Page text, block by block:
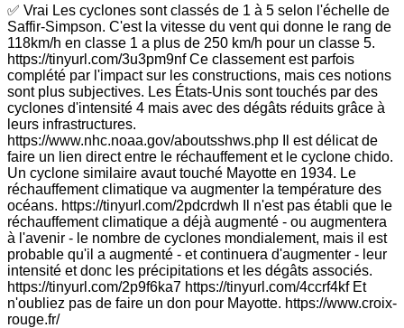
✅ Vrai Les cyclones sont classés de 1 à 5 selon l'échelle de
Saffir-Simpson. C'est la vitesse du vent qui donne le rang de
118km/h en classe 1 a plus de 250 km/h pour un classe 5.
https://tinyurl.com/3u3pm9nf Ce classement est parfois
complété par l'impact sur les constructions, mais ces notions
sont plus subjectives. Les États-Unis sont touchés par des
cyclones d'intensité 4 mais avec des dégâts réduits grâce à
leurs infrastructures.
https://www.nhc.noaa.gov/aboutsshws.php Il est délicat de
faire un lien direct entre le réchauffement et le cyclone chido.
Un cyclone similaire avaut touché Mayotte en 1934. Le
réchauffement climatique va augmenter la température des
océans. https://tinyurl.com/2pdcrdwh Il n'est pas établi que le
réchauffement climatique a déjà augmenté - ou augmentera
à l'avenir - le nombre de cyclones mondialement, mais il est
probable qu'il a augmenté - et continuera d'augmenter - leur
intensité et donc les précipitations et les dégâts associés.
https://tinyurl.com/2p9f6ka7 https://tinyurl.com/4ccrf4kf Et
n'oubliez pas de faire un don pour Mayotte. https://www.croix-
rouge.fr/